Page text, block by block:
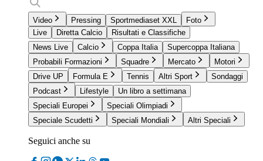
Video Pressing Sportmediaset XXL
Foto
Live
Diretta Calcio
Risultati e Classifiche
News Live
Calcio Coppa Italia
Supercoppa Italiana
Probabili Formazioni
Squadre Mercato
Motori
Drive UP
Formula E Tennis Altri Sport
Sondaggi
Podcast
Lifestyle
Un libro a settimana
Speciali Europei
Speciali Olimpiadi
Speciale Scudetti
Speciali Mondiali Altri Speciali
Seguici anche su